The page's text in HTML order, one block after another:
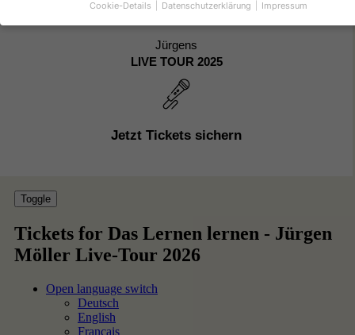
Jürgens
LIVE TOUR 2025
Jetzt Tickets sichern
Cookie-Details Datenschutzerklärung Impressum
Individuelle Einstellungen
Wenn Sie unter 16 Jahre alt sind und Ihre Zustimmung zu
Diensten geben möchten, müssen Sie Ihre
Wir verwenden Cookies und andere Technologien auf unserer
Website und Ihre Erfahrung zu verbessern. Personenbezogene
Datenschutzerklärung
können Ihre Einwilligung zu ganzen Kategorien geben oder sich
Informationen anzeigen lassen und so nur bestimmte Cookies
auswählen.
Alle akzeptieren
Nur essenzielle Cookies akzeptieren